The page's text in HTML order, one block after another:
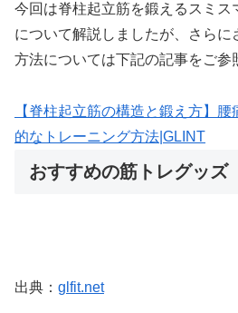
今回は脊柱起立筋を鍛えるスミス
について解説しましたが、さら
方法については下記の記事をご参
【脊柱起立筋の構造と鍛え方】
的なトレーニング方法|GLINT
おすすめの筋トレグッズ
出典： glfit.net